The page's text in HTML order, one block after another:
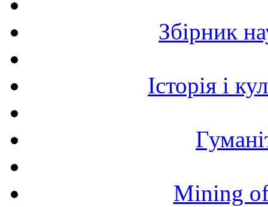
Збірник
Історія і
Mining